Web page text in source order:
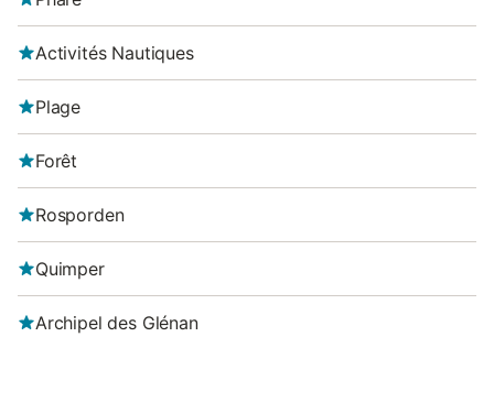
Activités Nautiques
Plage
Forêt
Rosporden
Quimper
Archipel des Glénan